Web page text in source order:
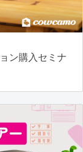
ン購入セミナ